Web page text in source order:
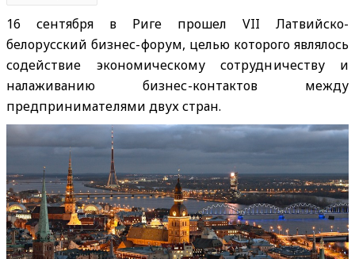
16 сентября в Риге прошел VII Латвийско-
белорусский бизнес-форум, целью которого являлось
содействие экономическому сотрудничеству и
налаживанию бизнес-контактов между
предпринимателями двух стран.